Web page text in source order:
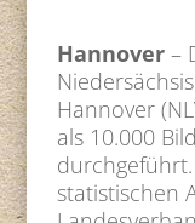
Hannover –
Hannover
als 10.000
statistischen